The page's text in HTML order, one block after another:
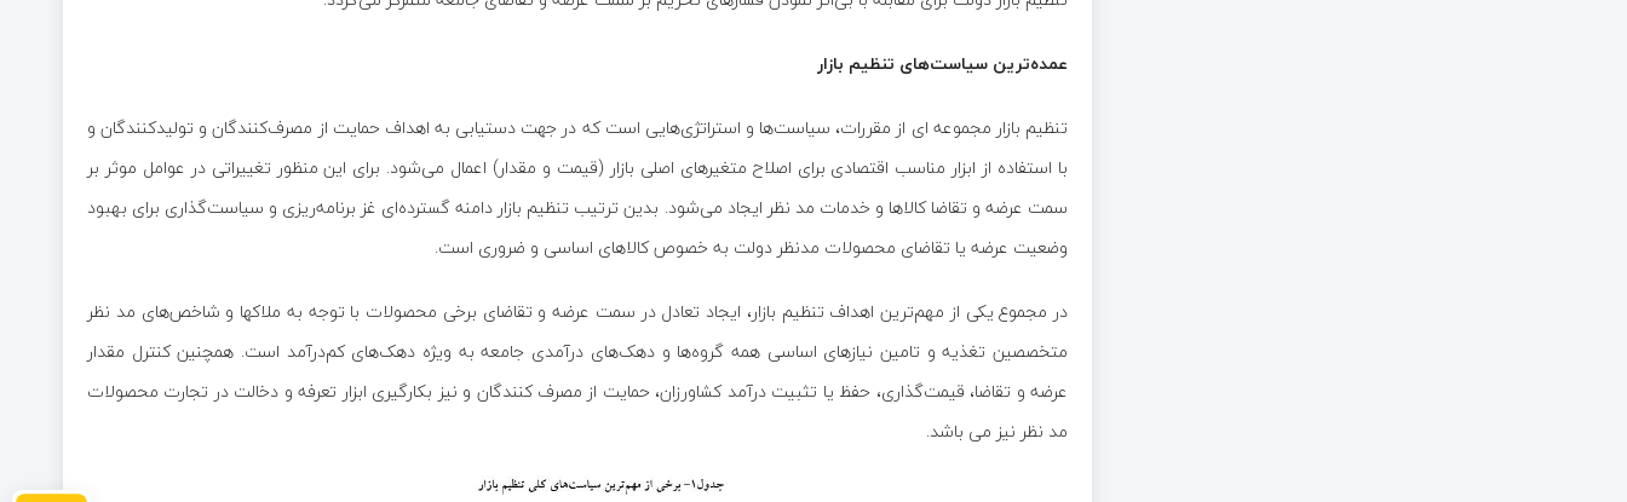
عمده‌ترین سیاست‌های تنظیم بازار
تنظیم بازار مجموعه ای از مقررات، سیاست‌ها و استراتژی‌هایی است که در جهت دستیابی به اهداف حمایت از مصرف‌کنندگان و تولیدکنندگان و
با استفاده از ابزار مناسب اقتصادی برای اصلاح متغیرهای اصلی بازار (قیمت و مقدار) اعمال می‌شود. برای این منظور تغییراتی در عوامل موثر بر
سمت عرضه و تقاضا کالاها و خدمات مد نظر ایجاد می‌شود. بدین ترتیب تنظیم بازار دامنه گسترده‌ای غز برنامه‌ریزی و سیاست‌گذاری برای بهبود
وضعیت عرضه یا تقاضای محصولات مدنظر دولت به خصوص کالاهای اساسی و ضروری است.
در مجموع یکی از مهم‌ترین اهداف تنظیم بازار، ایجاد تعادل در سمت عرضه و تقاضای برخی محصولات با توجه به ملاکها و شاخص‌های مد نظر
متخصصین تغذیه و تامین نیازهای اساسی همه گروه‌ها و دهک‌های درآمدی جامعه به ویژه دهک‌های کم‌درآمد است. همچنین کنترل مقدار
عرضه و تقاضا، قیمت‌گذاری، حفظ یا تثبیت درآمد کشاورزان، حمایت از مصرف کنندگان و نیز بکارگیری ابزار تعرفه و دخالت در تجارت محصولات
مد نظر نیز می باشد.